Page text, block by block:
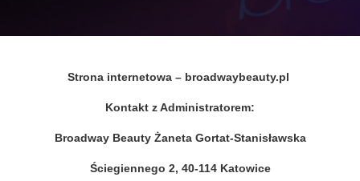
Strona internetowa – broadwaybeauty.pl
Kontakt z Administratorem:
Broadway Beauty Żaneta Gortat-Stanisławska
Ściegiennego 2, 40-114 Katowice